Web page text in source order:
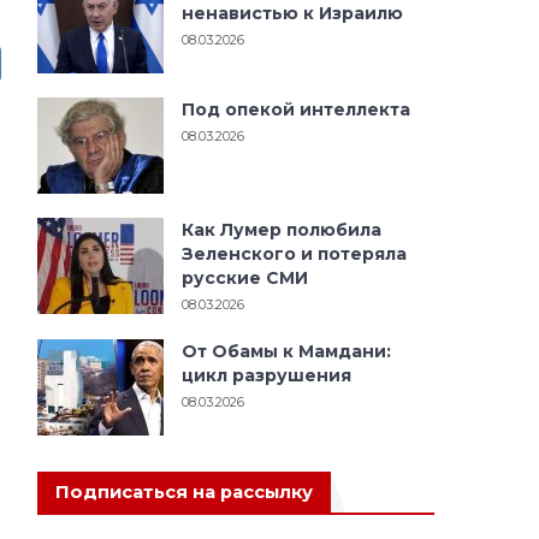
ненавистью к Израилю
08.03.2026
Под опекой интеллекта
08.03.2026
Как Лумер полюбила
Зеленского и потеряла
русские СМИ
08.03.2026
От Обамы к Мамдани:
цикл разрушения
08.03.2026
Подписаться на рассылку